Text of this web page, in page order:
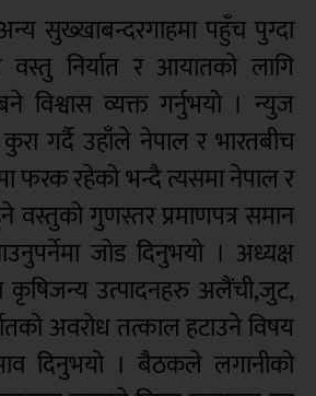
सुख्खाबन्दरगाहमा पहुँच पुग्दा
वस्तु निर्यात र आयातको लागि
विश्वास व्यक्त गर्नुभयो । न्युज
गर्दै उहाँले नेपाल र भारतबीच
फरक रहेको भन्दै त्यसमा नेपाल र
वस्तुको गुणस्तर प्रमाणपत्र समान
जोड दिनुभयो । अध्यक्ष
उत्पादनहरु अलैंची,जुट,
अवरोध तत्काल हटाउने विषय
दिनुभयो । बैठकले लगानीको